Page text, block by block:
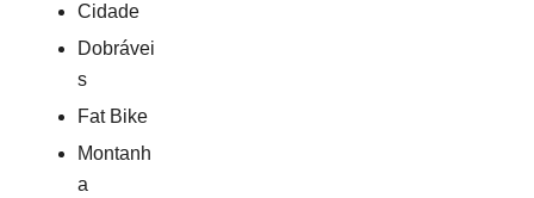
Cidade
Dobrávei
s
Fat Bike
Montanh
a